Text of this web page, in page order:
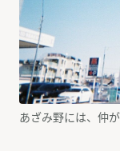
あざみ野には、仲